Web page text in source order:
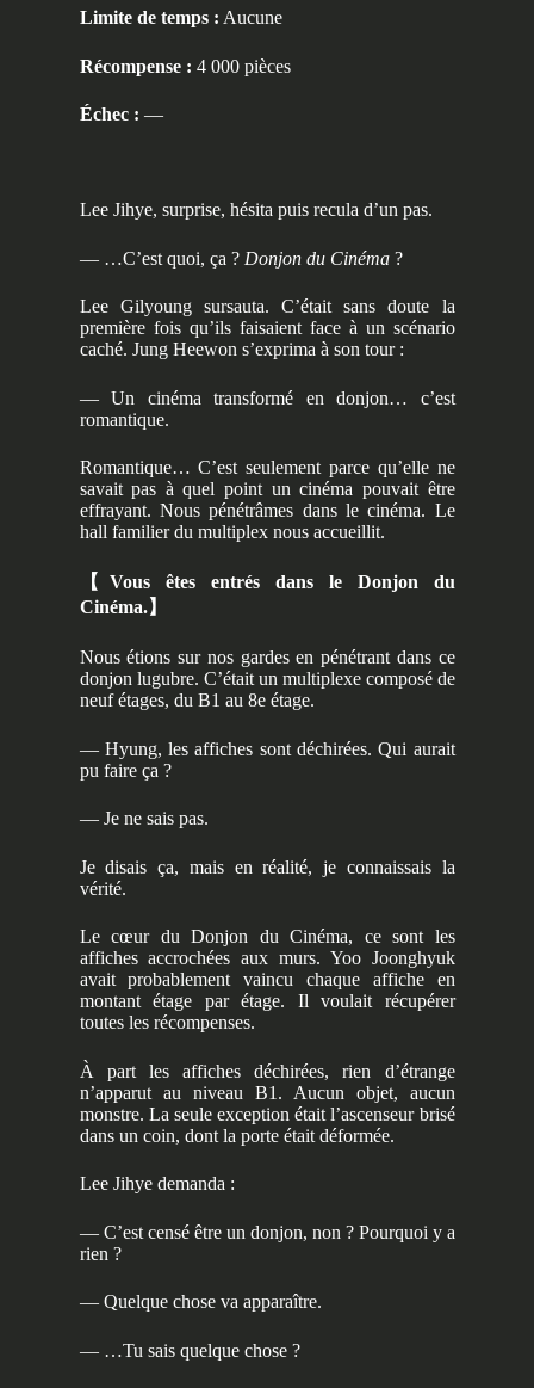
Limite de temps : Aucune
Récompense : 4 000 pièces
Échec : ―
Lee Jihye, surprise, hésita puis recula d’un pas.
— …C’est quoi, ça ? Donjon du Cinéma?
Lee Gilyoung sursauta. C’était sans doute la
première fois qu’ils faisaient face à un scénario
caché. Jung Heewon s’exprima à son tour :
— Un cinéma transformé en donjon… c’est
romantique.
Romantique… C’est seulement parce qu’elle ne
savait pas à quel point un cinéma pouvait être
effrayant. Nous pénétrâmes dans le cinéma. Le
hall familier du multiplex nous accueillit.
【 Vous êtes entrés dans le Donjon du
Cinéma.】
Nous étions sur nos gardes en pénétrant dans ce
donjon lugubre. C’était un multiplexe composé de
neuf étages, du B1 au 8e étage.
— Hyung, les affiches sont déchirées. Qui aurait
pu faire ça ?
— Je ne sais pas.
Je disais ça, mais en réalité, je connaissais la
vérité.
Le cœur du Donjon du Cinéma, ce sont les
affiches accrochées aux murs. Yoo Joonghyuk
avait probablement vaincu chaque affiche en
montant étage par étage. Il voulait récupérer
toutes les récompenses.
À part les affiches déchirées, rien d’étrange
n’apparut au niveau B1. Aucun objet, aucun
monstre. La seule exception était l’ascenseur brisé
dans un coin, dont la porte était déformée.
Lee Jihye demanda :
— C’est censé être un donjon, non ? Pourquoi y a
rien ?
— Quelque chose va apparaître.
— …Tu sais quelque chose ?